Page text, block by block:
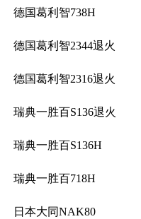
德国葛利智738H
德国葛利智2344退火
德国葛利智2316退火
瑞典一胜百S136退火
瑞典一胜百S136H
瑞典一胜百718H
日本大同NAK80